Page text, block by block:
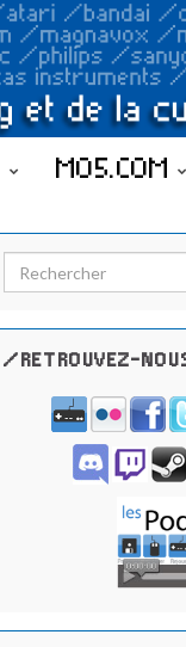
MO5.COM
Search for:
/RETROUVEZ-